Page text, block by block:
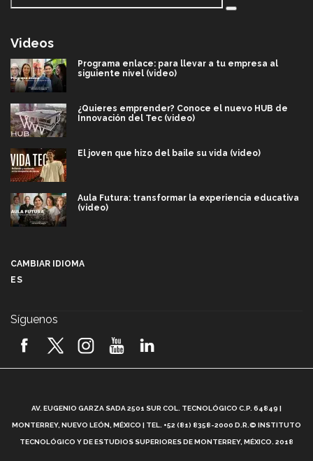
Videos
Programa enlace: para llevar a tu empresa al
siguiente nivel (video)
¿Quieres emprender? Conoce el nuevo HUB de
Innovación del Tec (video)
El joven que hizo del baile su vida (video)
Aula Futura: transformar la experiencia educativa
(video)
2026! (video)
¿Cómo es el Modelo Educativo Tec? (video)
CAMBIAR IDIOMA
ES
Síguenos
AV. EUGENIO GARZA SADA 2501 SUR COL. TECNOLÓGICO C.P. 64849 |
MONTERREY, NUEVO LEÓN, MÉXICO | TEL. +52 (81) 8358-2000 D.R.© INSTITUTO
TECNOLÓGICO Y DE ESTUDIOS SUPERIORES DE MONTERREY, MÉXICO. 2018